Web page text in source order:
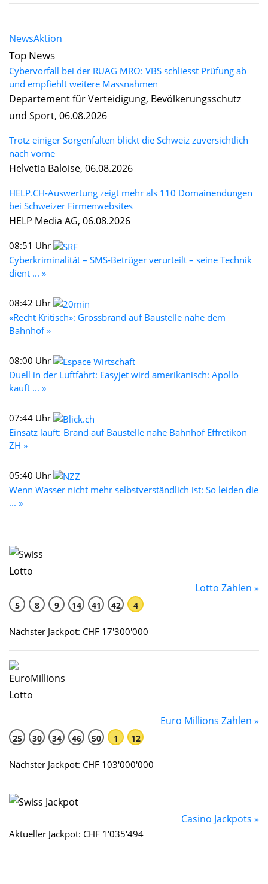
NewsAktion
Top News
Cybervorfall bei der RUAG MRO: VBS schliesst Prüfung ab
und empfiehlt weitere Massnahmen
Departement für Verteidigung, Bevölkerungsschutz
und Sport, 06.08.2026
Trotz einiger Sorgenfalten blickt die Schweiz zuversichtlich
nach vorne
Helvetia Baloise, 06.08.2026
HELP.CH-Auswertung zeigt mehr als 110 Domainendungen
bei Schweizer Firmenwebsites
HELP Media AG, 06.08.2026
08:51 Uhr
Cyberkriminalität – SMS-Betrüger verurteilt – seine Technik
dient ... »
08:42 Uhr
«Recht Kritisch»: Grossbrand auf Baustelle nahe dem
Bahnhof »
08:00 Uhr
Duell in der Luftfahrt: Easyjet wird amerikanisch: Apollo
kauft ... »
07:44 Uhr
Einsatz läuft: Brand auf Baustelle nahe Bahnhof Effretikon
ZH »
05:40 Uhr
Wenn Wasser nicht mehr selbstverständlich ist: So leiden die
... »
Lotto Zahlen »
5 8 9 14 41 42 4
Nächster Jackpot: CHF 17'300'000
Euro Millions Zahlen »
25 30 34 46 50 1 12
Nächster Jackpot: CHF 103'000'000
Casino Jackpots »
Aktueller Jackpot: CHF 1'035'494